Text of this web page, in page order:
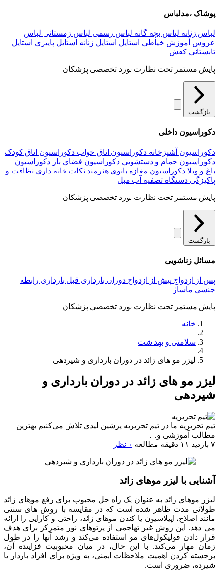
پوشاک ،مدلباس
لباس زنانه لباس بچه گانه لباس رسمی لباس زمستانی لباس
عروس آموزش خیاطی استایل استایل زنانه استایل پاییزی استایل
تابستانی کفش
پایش مستمر تحت نظارت بورد تخصصی پزشکان
بازگشت
دکوراسیون داخلی
دکوراسیون آشپزخانه دکوراسیون اتاق خواب دکوراسیون اتاق کودک
دکوراسیون حمام و دستشویی دکوراسیون فضای باز دکوراسیون
باغ و ویلا دکوراسیون مغازه بانوی هنرمند نکات خانه داری نظافت و
پاکیزگی دستگاه تصفیه آب مبل
پایش مستمر تحت نظارت بورد تخصصی پزشکان
بازگشت
مسائل زناشویی
پس از ازدواج پیش از ازدواج دوران بارداری قبل بارداری رابطه
جنسی ماساژ
پایش مستمر تحت نظارت بورد تخصصی پزشکان
خانه
سلامتی و بهداشت
لیزر مو های زائد در دوران بارداری و شیردهی
لیزر مو های زائد در دوران بارداری و
شیردهی
تیم تحریریه ما در تیم تحریریه پرشین لیدی تلاش می‌کنیم بهترین
مطالب آموزشی و…
۷ بازدید
۱۱ دقیقه مطالعه ۰ نظر
آشنایی با لیزر موهای زائد
لیزر موهای زائد به عنوان یک راه حل محبوب برای رفع موهای زائد
طولانی مدت ظاهر شده است که در مقایسه با روش های سنتی
مانند اصلاح، اپیلاسیون یا کندن موهای زائد، راحتی و کارایی را ارائه
می دهد. این روش غیر تهاجمی از پرتوهای نور متمرکز برای هدف
قرار دادن فولیکول‌های مو استفاده می‌کند و رشد آنها را در طول
زمان مهار می‌کند. با این حال، در میان محبوبیت فزاینده آن،
برجسته کردن اهمیت ملاحظات ایمنی، به ویژه برای افراد باردار یا
شیرده، ضروری است.